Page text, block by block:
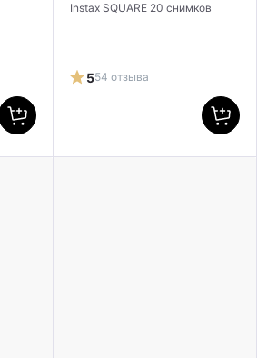
Instax SQUARE 20 снимков
554 отзыва